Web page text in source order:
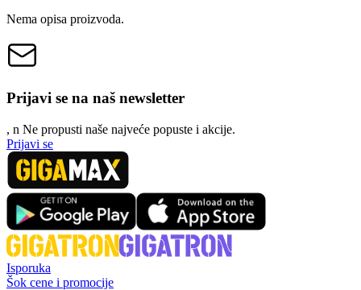
Nema opisa proizvoda.
Prijavi se na naš newsletter
, n Ne propusti naše najveće popuste i akcije.
Prijavi se
Isporuka
Šok cene i promocije